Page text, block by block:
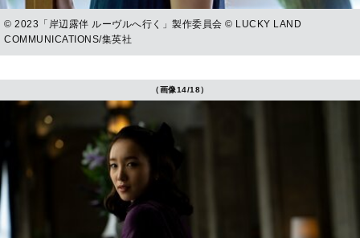
© 2023「岸辺露伴 ルーヴルへ行く」製作委員会 © LUCKY LAND
COMMUNICATIONS/集英社
（画像14/18）